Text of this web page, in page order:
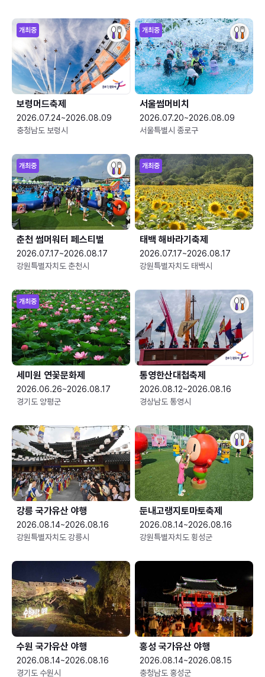
개최중
보령머드축제
2026.07.24~2026.08.09
충청남도 보령시
개최중
서울썸머비치
2026.07.20~2026.08.09
서울특별시 종로구
개최중
춘천 썸머워터 페스티벌
2026.07.17~2026.08.17
강원특별자치도 춘천시
개최중
태백 해바라기축제
2026.07.17~2026.08.17
강원특별자치도 태백시
개최중
세미원 연꽃문화제
2026.06.26~2026.08.17
경기도 양평군
통영한산대첩축제
2026.08.12~2026.08.16
경상남도 통영시
강릉 국가유산 야행
2026.08.14~2026.08.16
강원특별자치도 강릉시
둔내고랭지토마토축제
2026.08.14~2026.08.16
강원특별자치도 횡성군
수원 국가유산 야행
2026.08.14~2026.08.16
경기도 수원시
홍성 국가유산 야행
2026.08.14~2026.08.15
충청남도 홍성군